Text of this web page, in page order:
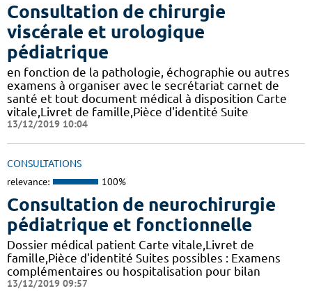
Consultation de chirurgie
viscérale et urologique
pédiatrique
en fonction de la pathologie, échographie ou autres
examens à organiser avec le secrétariat carnet de
santé et tout document médical à disposition Carte
vitale,Livret de famille,Pièce d'identité Suite
13/12/2019 10:04
CONSULTATIONS
relevance: 100%
Consultation de neurochirurgie
pédiatrique et fonctionnelle
Dossier médical patient Carte vitale,Livret de
famille,Pièce d'identité Suites possibles : Examens
complémentaires ou hospitalisation pour bilan
13/12/2019 09:57